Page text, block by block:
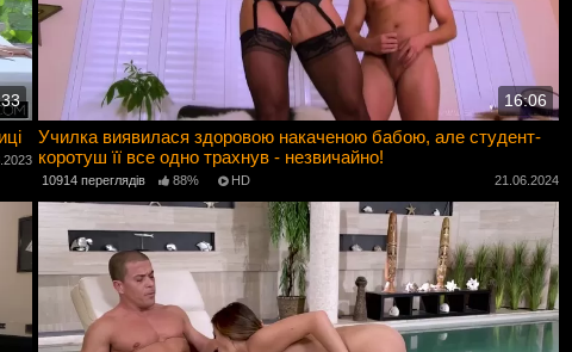
16:06
Училка виявилася здоровою накаченою бабою, але студент-
коротуш її все одно трахнув - незвичайно!
10914 переглядів 88% HD 21.06.2024